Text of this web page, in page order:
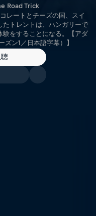
Road Trick
レートとチーズの国、スイ
たトレントは、ハンガリーで
をすることになる。【アダ
ン1／日本語字幕）】